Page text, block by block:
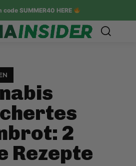
SUMMER40 HERE
2
Rezepte